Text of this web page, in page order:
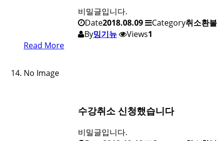
비밀글입니다.
Date2018.08.09 Category취소환불
By밍기뉴 Views1
Read More
No Image
수강취소 신청했습니다
비밀글입니다.